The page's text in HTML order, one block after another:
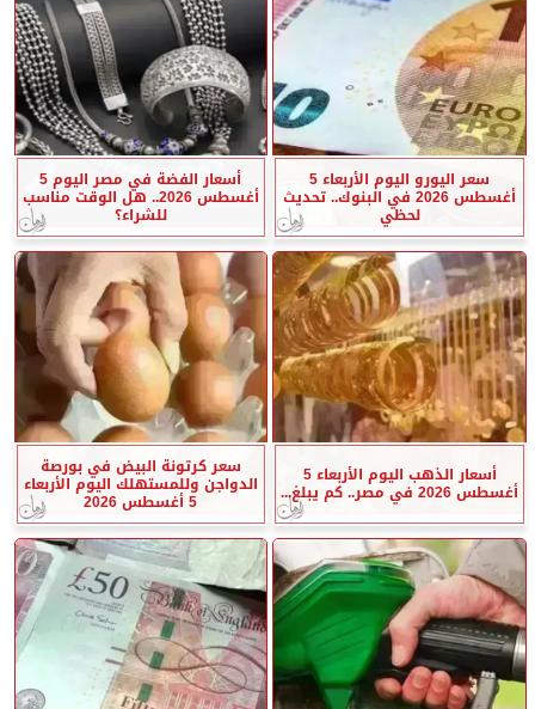
سعر اليورو اليوم الأربعاء 5
أغسطس 2026 في البنوك.. تحديث
لحظي
أسعار الفضة في مصر اليوم 5
أغسطس 2026.. هل الوقت مناسب
للشراء؟
أسعار الذهب اليوم الأربعاء 5
أغسطس 2026 في مصر.. كم يبلغ...
سعر كرتونة البيض في بورصة
الدواجن وللمستهلك اليوم الأربعاء
5 أغسطس 2026